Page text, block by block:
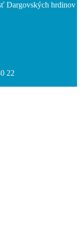
Dargovských hrdinov
22